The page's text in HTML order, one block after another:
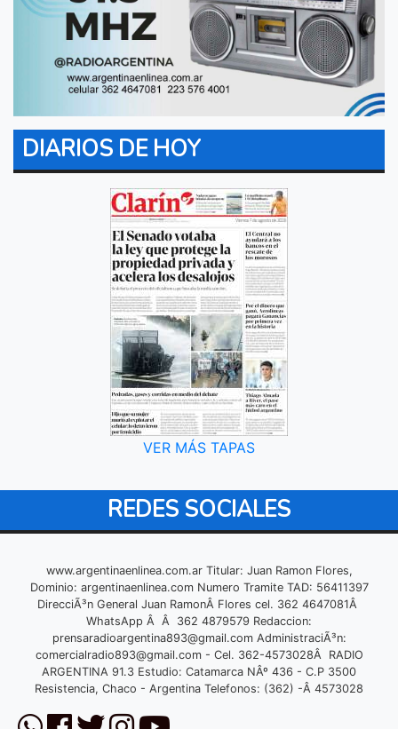
DIARIOS DE HOY
VER MÁS TAPAS
REDES SOCIALES
www.argentinaenlinea.com.ar Titular: Juan Ramon Flores,
Dominio: argentinaenlinea.com Numero Tramite TAD: 56411397
DirecciÃ³n General Juan RamonÂ Flores cel. 362 4647081Â
WhatsApp Â Â 362 4879579 Redaccion:
prensaradioargentina893@gmail.comAdministraciÃ³n:
comercialradio893@gmail.com- Cel. 362-4573028Â RADIO
ARGENTINA 91.3 Estudio: Catamarca NÂº 436 - C.P 3500
Resistencia, Chaco - Argentina Telefonos: (362) -Â 4573028